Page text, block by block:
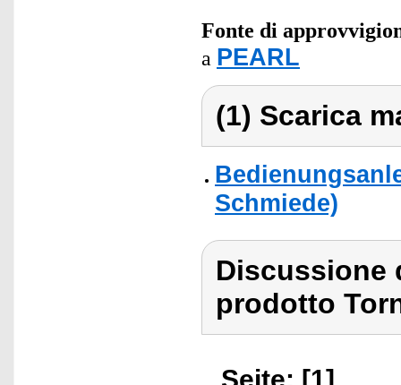
Fonte di
a PEARL
(1) Scarica
Schmiede)
Discussione
prodotto